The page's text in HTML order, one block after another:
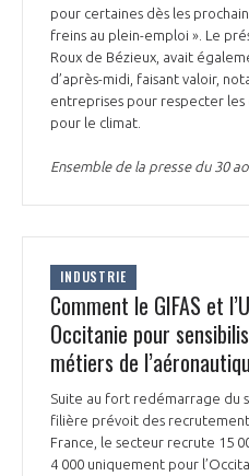
INNOVATION
INTERNATIONALISATION
pour certaines dès les
freins au plein-emploi ». Le
Roux de Bézieux, avait
d’après-midi, faisant valoir,
entreprises pour respecter les
pour le climat.
Ensemble de la presse du 30
INDUSTRIE
Comment le GIFAS et
Occitanie pour
métiers de
Suite au fort redémarrage du
filière prévoit des
France, le secteur recrute 15
4 000 uniquement pour